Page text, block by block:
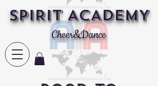
SPIRIT ACADEMY
Cheer&Dance